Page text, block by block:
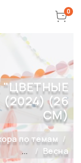
0
"ЦВЕТНЫЕ
(26
СМ)
по темам
...
Весна